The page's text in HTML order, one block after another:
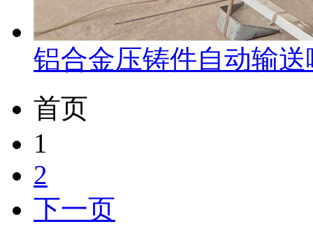
铝合金压铸件自动输
首页
1
2
下一页